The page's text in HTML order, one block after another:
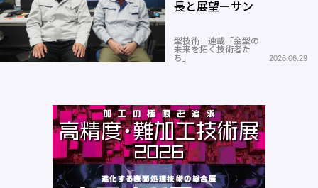
長と展望ーサン
型技術 連載「金型の
未来を拓く技術者た
ち」
2026.06.29